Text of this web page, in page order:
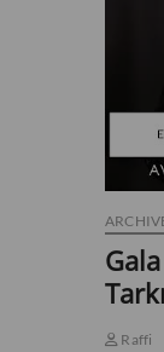
Raffi